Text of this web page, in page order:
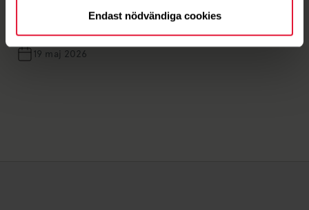
Endast nödvändiga cookies
Sommaruppehåll
Sommaruppehåll V.23-V.37
19 maj 2026